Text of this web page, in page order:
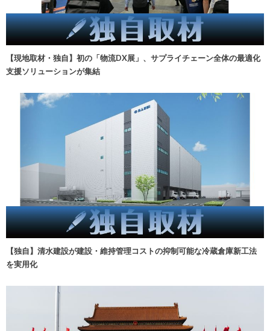
【現地取材・独自】初の「物流DX展」、サプライチェーン全体の最適化
支援ソリューションが集結
【独自】清水建設が建設・維持管理コストの抑制可能な冷蔵倉庫新工法
を実用化